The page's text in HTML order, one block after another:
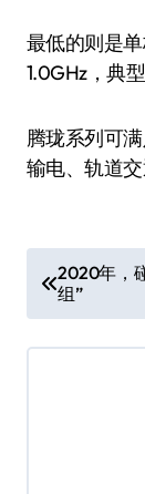
最低的则是
1.0GHz，典型
腾珑系列可
输电、轨道交
章
导
2020年，
组”